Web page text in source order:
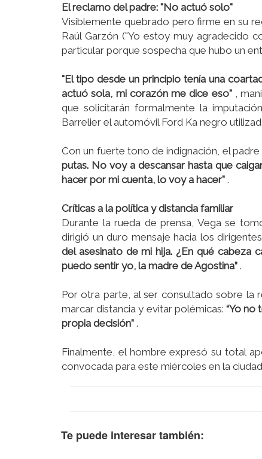
El reclamo del padre: "No actuó solo"
Visiblemente quebrado pero firme en su
Raúl Garzón ("Yo estoy muy agradecido
particular porque sospecha que hubo un
"El tipo desde un principio tenía una
actuó sola, mi corazón me dice eso" ,
que solicitarán formalmente la
Barrelier el automóvil Ford Ka negro
Con un fuerte tono de indignación, el
putas. No voy a descansar hasta que
hacer por mi cuenta, lo voy a hacer” .
Críticas a la política y distancia familiar
Durante la rueda de prensa, Vega se
dirigió un duro mensaje hacia los
del asesinato de mi hija. ¿En qué cabeza
puedo sentir yo, la madre de Agostina” .
Por otra parte, al ser consultado sobre la
marcar distancia y evitar polémicas: “Yo no
propia decisión” .
Finalmente, el hombre expresó su total
convocada para este miércoles en la
Te puede interesar también: